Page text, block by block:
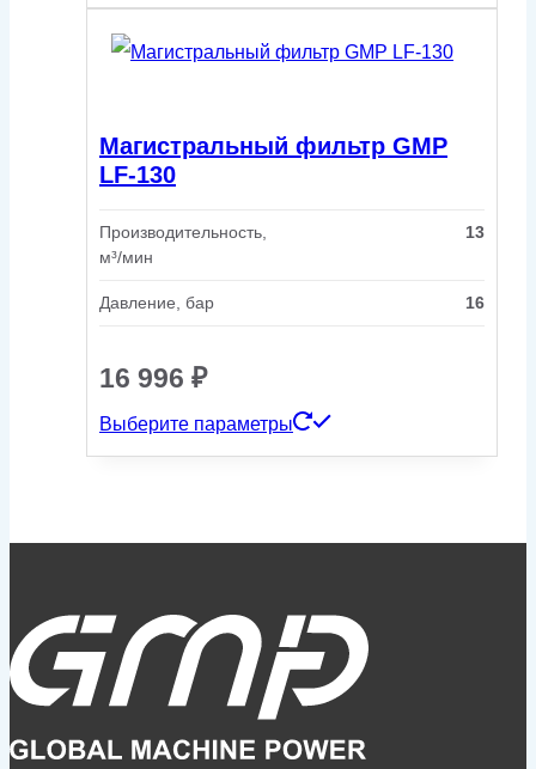
товар
имеет
Опции
Магистральный фильтр GMP
LF-130
Производительность,
м³/мин
13
Давление, бар 16
16 996 ₽
Выберите параметры
Этот
товар
Опции
можно
выбрать